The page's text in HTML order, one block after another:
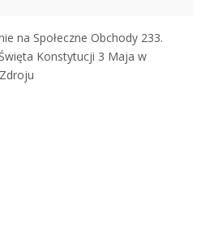
na Społeczne Obchody 233.
Konstytucji 3 Maja w